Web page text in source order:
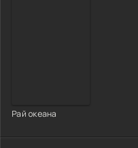
Рай океана